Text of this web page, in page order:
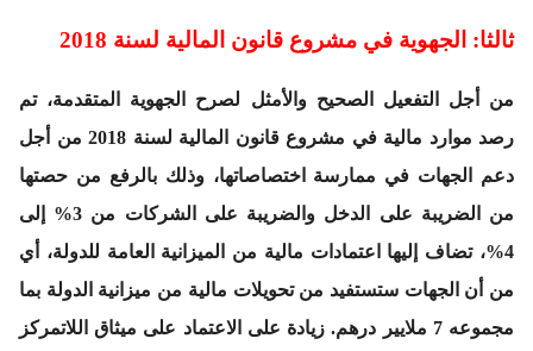
ثالثا: الجهوية في مشروع قانون المالية لسنة 2018
من أجل التفعيل الصحيح والأمثل لصرح الجهوية المتقدمة، تم
رصد موارد مالية في مشروع قانون المالية لسنة 2018 من أجل
دعم الجهات في ممارسة اختصاصاتها، وذلك بالرفع من حصتها
من الضريبة على الدخل والضريبة على الشركات من 3% إلى
4%، تضاف إليها اعتمادات مالية من الميزانية العامة للدولة، أي
من أن الجهات ستستفيد من تحويلات مالية من ميزانية الدولة بما
مجموعه 7 ملايير درهم. زيادة على الاعتماد على ميثاق اللاتمركز